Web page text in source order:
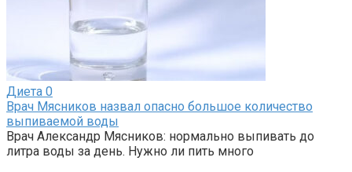
Диета 0
Врач Мясников назвал опасно большое количество
выпиваемой воды
Врач Александр Мясников: нормально выпивать до
литра воды за день. Нужно ли пить много